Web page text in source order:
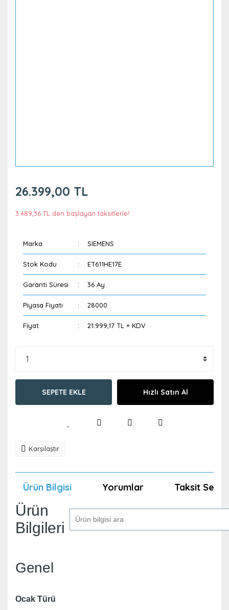
26.399,00 TL
3.489,36 TL den başlayan taksitlerle!
Marka SIEMENS
Stok Kodu ET611HE17E
Garanti Süresi 36 Ay
Piyasa Fiyatı 28000
Fiyat 21.999,17 TL + KDV
SEPETE EKLE Hızlı Satın Al
Karşılaştır
Ürün Bilgisi Yorumlar Taksit
Ürün
Bilgileri
Genel
Ocak Türü